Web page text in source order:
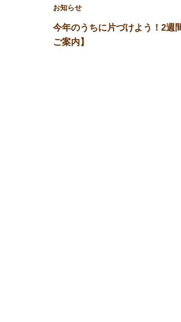
お知らせ
今年のうちに片づけよう！2週
ご案内】